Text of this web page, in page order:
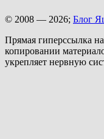
© 2008 — 2026; Блог
Прямая гиперссылка
копировании
укрепляет нервную